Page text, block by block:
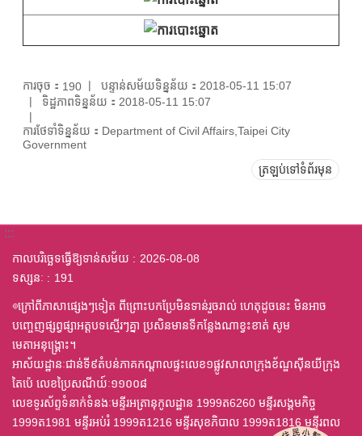
ការចុច： 190
បន្ទាន់សម័យទិន្នន័យ：2018-05-11 15:07
ទិដ្ឋភាពទិន្នន័យ：2018-05-11 15:07
ការថែទាំទិន្នន័យ：Department of Civil Affairs,Taipei City
Government
ត្រឡប់ទៅទំព័រមុន
:::
កាលបរិច្ឆេទធ្វើឱ្យទាន់សម័យ
2026-08-08
ទស្សនៈ
191
◎ក្រៅពីភាសាផ្សេងៗទៀត ពីព្រោះបកប្រែមិនទាន់រួចរាល់ ហេតុដូចនេះ មិនអាច
បញ្ចេញផ្សព្វផ្សាអត្តបទស្មើរៗគ្នា ប្រសិនមានទីកន្លែងណាខ្វះខាត់ សូម
មេតាអនុង្គ្រោះ។
អាស័យដ្ឋានៈជាន់ទី៩តំបន់ភាគកណ្តាលផ្ទះលេខ១ផ្លូវសាលាក្រុងខ័ណ្ឌស៊ីនយីក្រុង
តៃប៉េ លេខប្រៃសណីយ៍ៈ១១០០៨
លេខទូរស័ព្ទទំនាក់ទំនងៈមន្ទីរអត្រានុកូលដ្ឋាន 1999ត6260 មន្ទីរសង្គមកិច្ច
1999ត1981 មន្ទីរអប់រំ 1999ត1216 មន្ទីរសុខភិបាល 1999ត1816 មន្ទីរពល